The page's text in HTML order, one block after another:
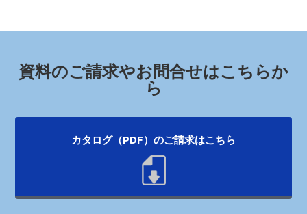
資料のご請求やお問合せはこちらか
ら
カタログ（PDF）のご請求はこちら